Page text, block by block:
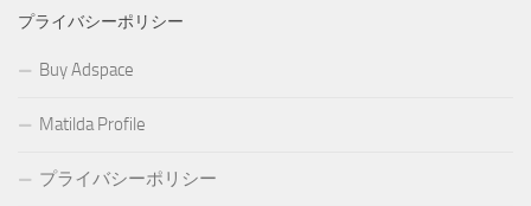
プライバシーポリシー
Buy Adspace
Matilda Profile
プライバシーポリシー